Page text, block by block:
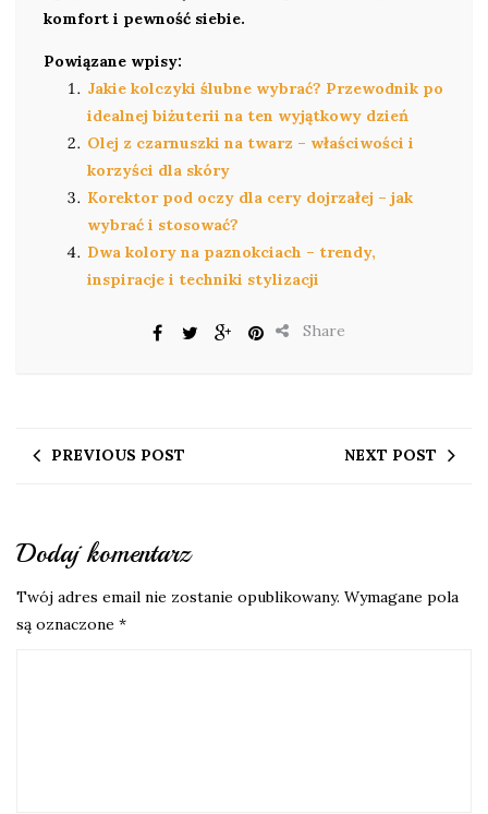
komfort i pewność siebie.
Powiązane wpisy:
Jakie kolczyki ślubne wybrać? Przewodnik po
idealnej biżuterii na ten wyjątkowy dzień
Olej z czarnuszki na twarz – właściwości i
korzyści dla skóry
Korektor pod oczy dla cery dojrzałej – jak
wybrać i stosować?
Dwa kolory na paznokciach – trendy,
inspiracje i techniki stylizacji
Share
PREVIOUS POST NEXT POST
Dodaj komentarz
Twój adres email nie zostanie opublikowany. Wymagane pola
są oznaczone *